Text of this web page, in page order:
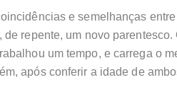
e semelhanças
de repente, um novo
um tempo, e carrega o
após conferir a idade de